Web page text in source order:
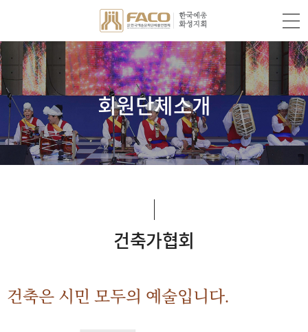
회원단체소개
건축가협회
건축은 시민 모두의 예술입니다.